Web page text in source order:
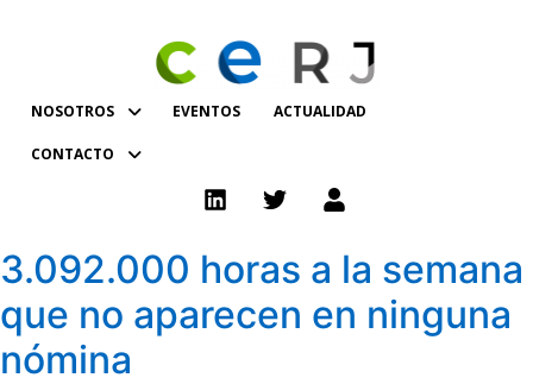
NOSOTROS EVENTOS ACTUALIDAD
CONTACTO
3.092.000 horas a la semana
que no aparecen en ninguna
nómina